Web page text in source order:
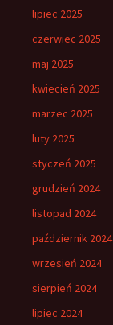
lipiec 2025
czerwiec 2025
maj 2025
kwiecień 2025
marzec 2025
luty 2025
styczeń 2025
grudzień 2024
listopad 2024
październik 2024
wrzesień 2024
sierpień 2024
lipiec 2024